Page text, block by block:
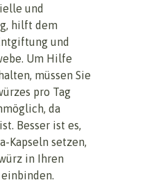
und
hilft dem
und
Um Hilfe
müssen Sie
pro Tag
da
Besser ist es,
Kapseln setzen,
in Ihren